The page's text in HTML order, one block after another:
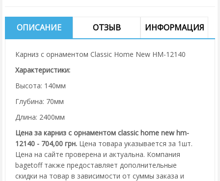
ОПИСАНИЕ ОТЗЫВ ИНФОРМАЦИЯ
Карниз с орнаментом Classic Home New HM-12140
Характеристики:
Высота: 140мм
Глубина: 70мм
Длина: 2400мм
Цена за карниз с орнаментом classic home new hm-
12140 - 704,00 грн. Цена товара указывается за 1шт.
Цена на сайте проверена и актуальна. Компания
bagetoff также предоставляет дополнительные
скидки на товар в зависимости от суммы заказа и